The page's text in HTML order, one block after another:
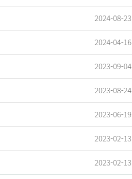
2024-08-23
2024-04-16
2023-09-04
2023-08-24
2023-06-19
2023-02-13
2023-02-13